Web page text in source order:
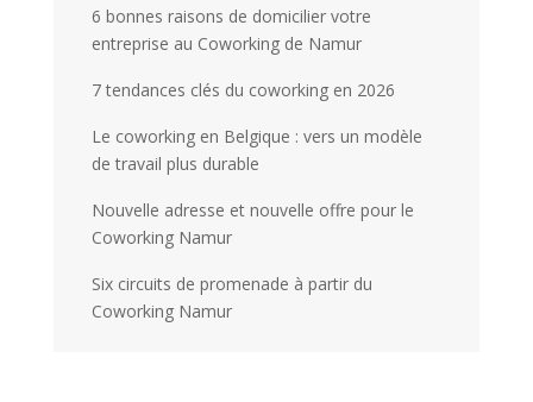
6 bonnes raisons de domicilier votre
entreprise au Coworking de Namur
7 tendances clés du coworking en 2026
Le coworking en Belgique : vers un modèle
de travail plus durable
Nouvelle adresse et nouvelle offre pour le
Coworking Namur
Six circuits de promenade à partir du
Coworking Namur